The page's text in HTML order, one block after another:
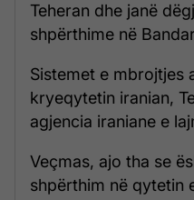
Teheran dhe janë
shpërthime në
Sistemet e mbrojtjes
kryeqytetin iranian,
agjencia iraniane e
Veçmas, ajo tha se
shpërthim në qytetin